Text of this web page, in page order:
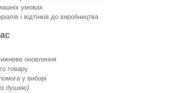
умовах
і відтінків до виробництва
оновлення
товару
у виборі
душею)